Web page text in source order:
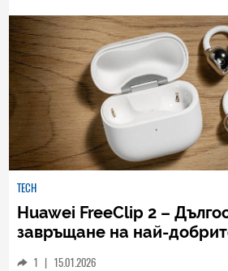
TECH
Huawei FreeClip 2 –
завръщане на най-
1 | 15.01.2026